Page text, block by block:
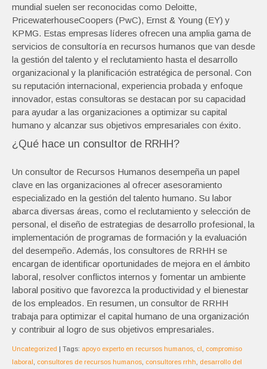
mundial suelen ser reconocidas como Deloitte,
PricewaterhouseCoopers (PwC), Ernst & Young (EY) y
KPMG. Estas empresas líderes ofrecen una amplia gama de
servicios de consultoría en recursos humanos que van desde
la gestión del talento y el reclutamiento hasta el desarrollo
organizacional y la planificación estratégica de personal. Con
su reputación internacional, experiencia probada y enfoque
innovador, estas consultoras se destacan por su capacidad
para ayudar a las organizaciones a optimizar su capital
humano y alcanzar sus objetivos empresariales con éxito.
¿Qué hace un consultor de RRHH?
Un consultor de Recursos Humanos desempeña un papel
clave en las organizaciones al ofrecer asesoramiento
especializado en la gestión del talento humano. Su labor
abarca diversas áreas, como el reclutamiento y selección de
personal, el diseño de estrategias de desarrollo profesional, la
implementación de programas de formación y la evaluación
del desempeño. Además, los consultores de RRHH se
encargan de identificar oportunidades de mejora en el ámbito
laboral, resolver conflictos internos y fomentar un ambiente
laboral positivo que favorezca la productividad y el bienestar
de los empleados. En resumen, un consultor de RRHH
trabaja para optimizar el capital humano de una organización
y contribuir al logro de sus objetivos empresariales.
Uncategorized | Tags: apoyo experto en recursos humanos cl
compromiso
laboral
consultores de recursos humanos consultores rrhh
desarrollo del